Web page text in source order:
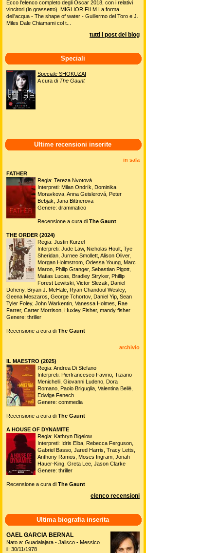
Ecco l'elenco completo degli Oscar 2018, con i relativi
vincitori (in grassetto). MIGLIOR FILM La forma
dell'acqua - The shape of water - Guillermo del Toro e J.
Miles Dale Chiamami col t...
tutti i post del blog
Speciali
Speciale SHOKUZAI
A cura di The Gaunt
Ultime recensioni inserite
in sala
FATHER
Regia: Tereza Nvotová
Interpreti: Milan Ondrík, Dominika
Moravkova, Anna Geislerová, Peter
Bebjak, Jana Bittnerova
Genere: drammatico
Recensione a cura di The Gaunt
THE ORDER (2024)
Regia: Justin Kurzel
Interpreti: Jude Law, Nicholas Hoult, Tye
Sheridan, Jurnee Smollett, Alison Oliver,
Morgan Holmstrom, Odessa Young, Marc
Maron, Philip Granger, Sebastian Pigott,
Matias Lucas, Bradley Stryker, Phillip
Forest Lewitski, Victor Slezak, Daniel
Doheny, Bryan J. McHale, Ryan Chandoul Wesley,
Geena Meszaros, George Tchortov, Daniel Yip, Sean
Tyler Foley, John Warkentin, Vanessa Holmes, Rae
Farrer, Carter Morrison, Huxley Fisher, mandy fisher
Genere: thriller
Recensione a cura di The Gaunt
archivio
IL MAESTRO (2025)
Regia: Andrea Di Stefano
Interpreti: Pierfrancesco Favino, Tiziano
Menichelli, Giovanni Ludeno, Dora
Romano, Paolo Briguglia, Valentina Bellè,
Edwige Fenech
Genere: commedia
Recensione a cura di The Gaunt
A HOUSE OF DYNAMITE
Regia: Kathryn Bigelow
Interpreti: Idris Elba, Rebecca Ferguson,
Gabriel Basso, Jared Harris, Tracy Letts,
Anthony Ramos, Moses Ingram, Jonah
Hauer-King, Greta Lee, Jason Clarke
Genere: thriller
Recensione a cura di The Gaunt
elenco recensioni
Ultima biografia inserita
GAEL GARCIA BERNAL
Nato a: Guadalajara - Jalisco - Messico
il: 30/11/1978